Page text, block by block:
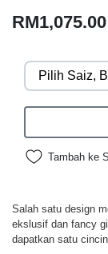
Tambah ke
Salah satu design
ekslusif dan fancy
dapatkan satu